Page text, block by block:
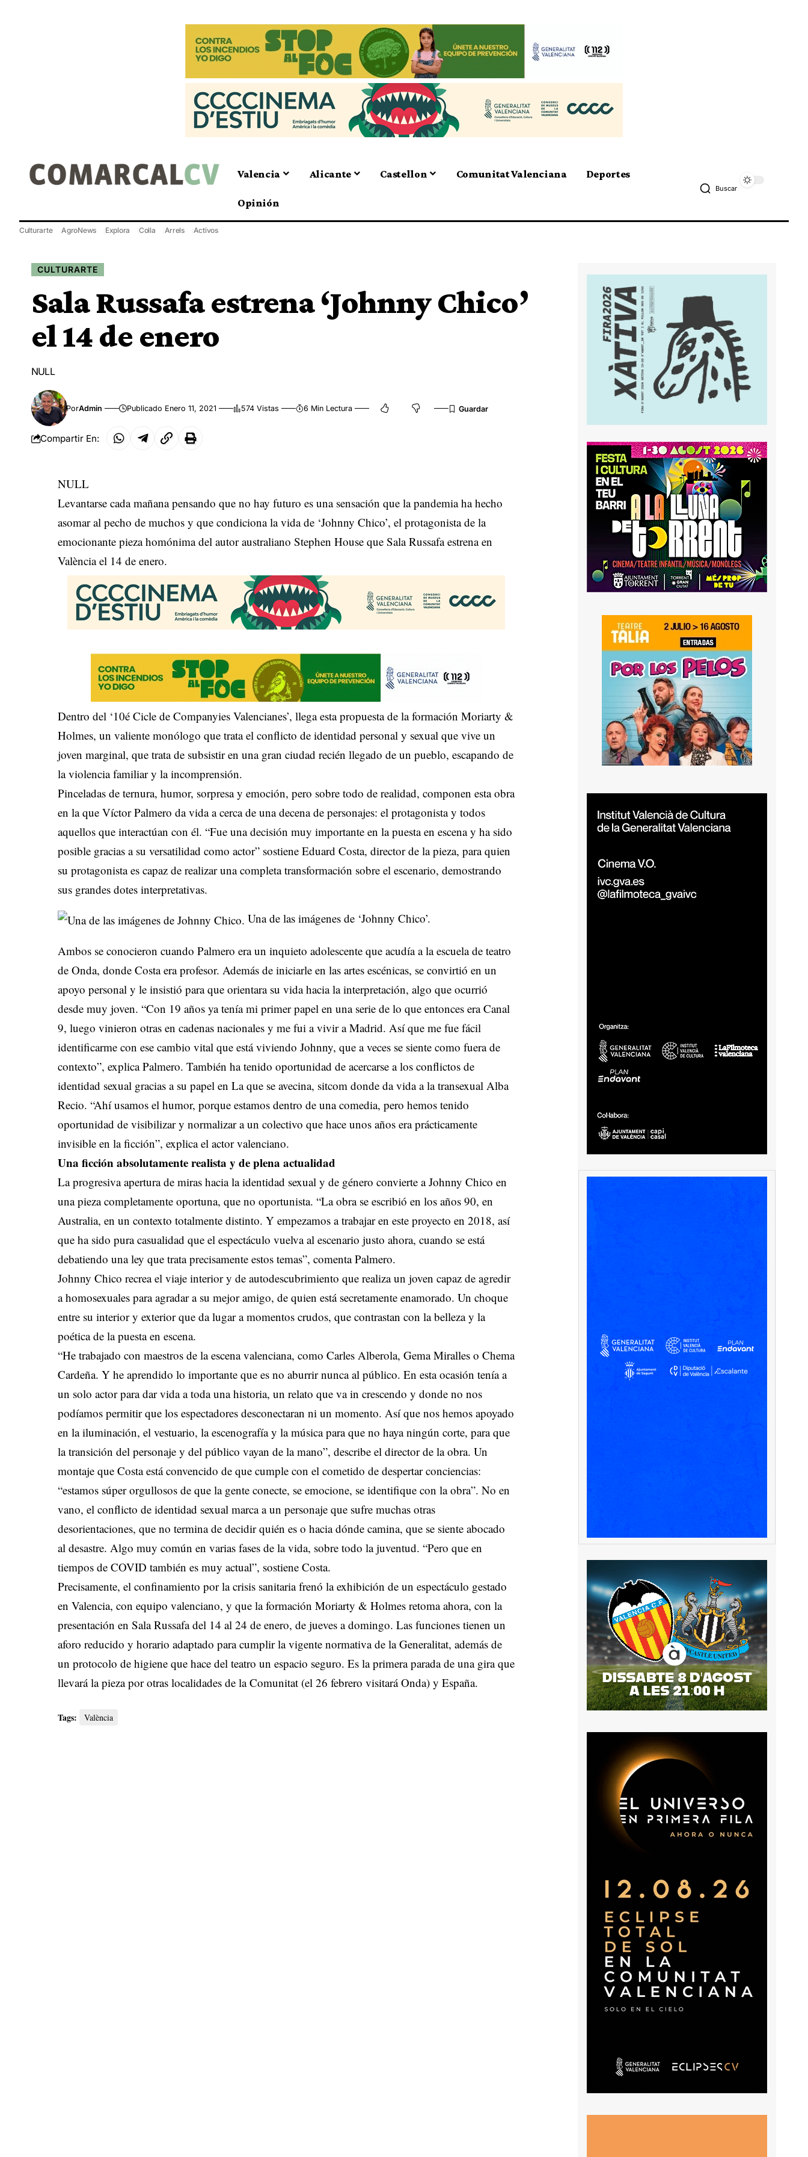
Valencia Alicante Castellon Comunitat Valenciana Deportes
Opinión
Buscar
Culturarte AgroNews Explora Colla Arrels Activos
CULTURARTE
Sala Russafa estrena ‘Johnny Chico’
el 14 de enero
NULL
PorAdmin Publicado Enero 11, 2021 574 Vistas 6 Min Lectura
Compartir En:
NULL
Levantarse cada mañana pensando que no hay futuro es una sensación que la pandemia ha hecho
asomar al pecho de muchos y que condiciona la vida de ‘Johnny Chico’, el protagonista de la
emocionante pieza homónima del autor australiano Stephen House que Sala Russafa estrena en
València el 14 de enero.
Dentro del ‘10é Cicle de Companyies Valencianes’, llega esta propuesta de la formación Moriarty &
Holmes, un valiente monólogo que trata el conflicto de identidad personal y sexual que vive un
joven marginal, que trata de subsistir en una gran ciudad recién llegado de un pueblo, escapando de
la violencia familiar y la incomprensión.
Pinceladas de ternura, humor, sorpresa y emoción, pero sobre todo de realidad, componen esta obra
en la que Víctor Palmero da vida a cerca de una decena de personajes: el protagonista y todos
aquellos que interactúan con él. “Fue una decisión muy importante en la puesta en escena y ha sido
posible gracias a su versatilidad como actor” sostiene Eduard Costa, director de la pieza, para quien
su protagonista es capaz de realizar una completa transformación sobre el escenario, demostrando
sus grandes dotes interpretativas.
Una de las imágenes de ‘Johnny Chico’.
Ambos se conocieron cuando Palmero era un inquieto adolescente que acudía a la escuela de teatro
de Onda, donde Costa era profesor. Además de iniciarle en las artes escénicas, se convirtió en un
apoyo personal y le insistió para que orientara su vida hacia la interpretación, algo que ocurrió
desde muy joven. “Con 19 años ya tenía mi primer papel en una serie de lo que entonces era Canal
9, luego vinieron otras en cadenas nacionales y me fui a vivir a Madrid. Así que me fue fácil
identificarme con ese cambio vital que está viviendo Johnny, que a veces se siente como fuera de
contexto”, explica Palmero. También ha tenido oportunidad de acercarse a los conflictos de
identidad sexual gracias a su papel en La que se avecina, sitcom donde da vida a la transexual Alba
Recio. “Ahí usamos el humor, porque estamos dentro de una comedia, pero hemos tenido
oportunidad de visibilizar y normalizar a un colectivo que hace unos años era prácticamente
invisible en la ficción”, explica el actor valenciano.
Una ficción absolutamente realista y de plena actualidad
La progresiva apertura de miras hacia la identidad sexual y de género convierte a Johnny Chico en
una pieza completamente oportuna, que no oportunista. “La obra se escribió en los años 90, en
Australia, en un contexto totalmente distinto. Y empezamos a trabajar en este proyecto en 2018, así
que ha sido pura casualidad que el espectáculo vuelva al escenario justo ahora, cuando se está
debatiendo una ley que trata precisamente estos temas”, comenta Palmero.
Johnny Chico recrea el viaje interior y de autodescubrimiento que realiza un joven capaz de agredir
a homosexuales para agradar a su mejor amigo, de quien está secretamente enamorado. Un choque
entre su interior y exterior que da lugar a momentos crudos, que contrastan con la belleza y la
poética de la puesta en escena.
“He trabajado con maestros de la escena valenciana, como Carles Alberola, Gema Miralles o Chema
Cardeña. Y he aprendido lo importante que es no aburrir nunca al público. En esta ocasión tenía a
un solo actor para dar vida a toda una historia, un relato que va in crescendo y donde no nos
podíamos permitir que los espectadores desconectaran ni un momento. Así que nos hemos apoyado
en la iluminación, el vestuario, la escenografía y la música para que no haya ningún corte, para que
la transición del personaje y del público vayan de la mano”, describe el director de la obra. Un
montaje que Costa está convencido de que cumple con el cometido de despertar conciencias:
“estamos súper orgullosos de que la gente conecte, se emocione, se identifique con la obra”. No en
vano, el conflicto de identidad sexual marca a un personaje que sufre muchas otras
desorientaciones, que no termina de decidir quién es o hacia dónde camina, que se siente abocado
al desastre. Algo muy común en varias fases de la vida, sobre todo la juventud. “Pero que en
tiempos de COVID también es muy actual”, sostiene Costa.
Precisamente, el confinamiento por la crisis sanitaria frenó la exhibición de un espectáculo gestado
en Valencia, con equipo valenciano, y que la formación Moriarty & Holmes retoma ahora, con la
presentación en Sala Russafa del 14 al 24 de enero, de jueves a domingo. Las funciones tienen un
aforo reducido y horario adaptado para cumplir la vigente normativa de la Generalitat, además de
un protocolo de higiene que hace del teatro un espacio seguro. Es la primera parada de una gira que
llevará la pieza por otras localidades de la Comunitat (el 26 febrero visitará Onda) y España.
Tags: València